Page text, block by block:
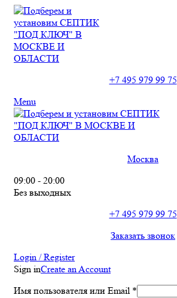
+7 495 979 99 75
Menu
Москва
09:00 - 20:00
Без выходных
+7 495 979 99 75
Заказать звонок
Login / Register
Sign inCreate an Account
Имя пользователя или Email *